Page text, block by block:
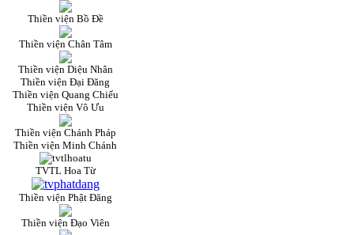
Thiền viện Bồ Đề
Thiền viện Chân Tâm
Thiền viện Diệu Nhân
Thiền viện Đại Đăng
Thiền viện Quang Chiếu
Thiền viện Vô Ưu
Thiền viện Chánh Pháp
Thiền viện Minh Chánh
TVTL Hoa Từ
Thiền viện Phật Đăng
Thiền viện Đạo Viên